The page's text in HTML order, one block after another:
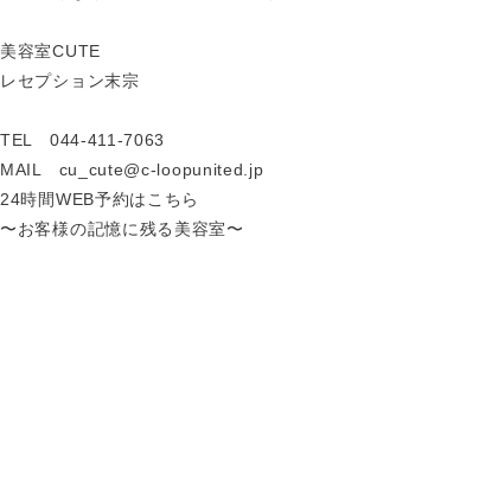
美容室CUTE
レセプション末宗
TEL 044-411-7063
MAIL cu_cute@c-loopunited.jp
24時間WEB予約はこちら
〜お客様の記憶に残る美容室〜